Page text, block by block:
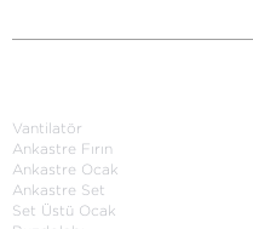
Vantilatör
Ankastre Fırın
Ankastre Ocak
Ankastre Set
Set Üstü Ocak